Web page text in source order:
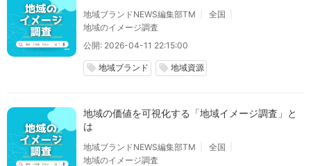
地域ブランドNEWS編集部TM
全国
地域のイメージ調査
公開: 2026-04-11 22:15:00
local_offer 地域ブランド local_offer 地域資源
地域の価値を可視化する「地域イメージ調査」と
は
地域ブランドNEWS編集部TM
全国
地域のイメージ調査